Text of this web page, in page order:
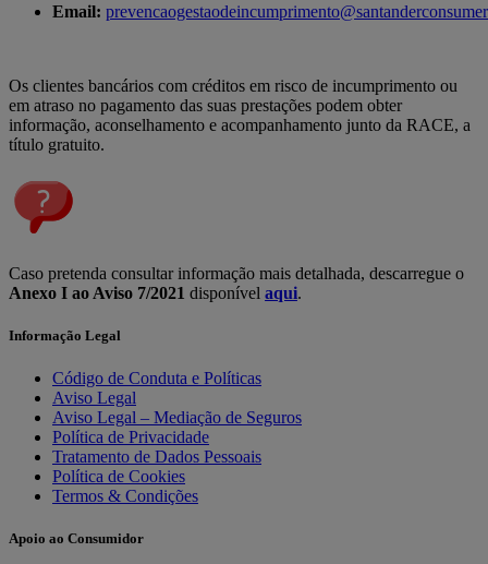
Email:
Os clientes bancários com créditos em risco de incumprimento ou
em atraso no pagamento das suas prestações podem obter
informação, aconselhamento e acompanhamento junto da RACE, a
título gratuito.
Caso pretenda consultar informação mais detalhada, descarregue o
Anexo I ao Aviso 7/2021 disponível aqui.
Informação Legal
Código de Conduta e Políticas
Aviso Legal
Aviso Legal – Mediação de Seguros
Política de Privacidade
Tratamento de Dados Pessoais
Política de Cookies
Termos & Condições
Apoio ao Consumidor